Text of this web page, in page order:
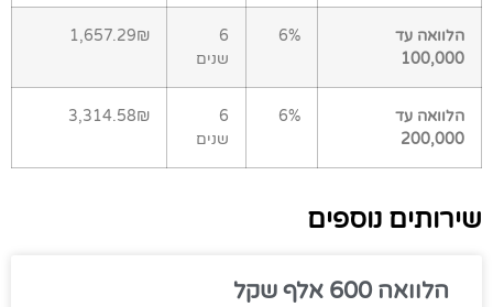
הלוואה עד
100,000
6%
6
שנים
1,657.29₪
הלוואה עד
200,000
6%
6
שנים
3,314.58₪
שירותים נוספים
הלוואה 600 אלף שקל